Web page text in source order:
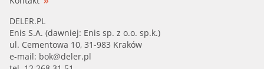
DELER.PL
Enis S.A. (dawniej: Enis sp. z o.o. sp.k.)
ul. Cementowa 10, 31-983 Kraków
e-mail: bok@deler.pl